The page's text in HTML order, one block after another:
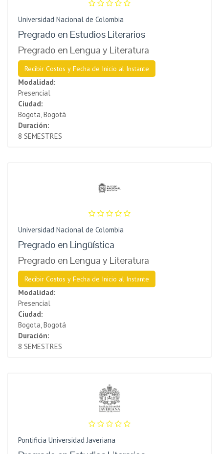
Universidad Nacional de Colombia
Pregrado en Estudios Literarios
Pregrado en Lengua y Literatura
Recibir Costos y Fecha de Inicio al Instante
Modalidad:
Presencial
Ciudad:
Bogota, Bogotá
Duración:
8 SEMESTRES
Universidad Nacional de Colombia
Pregrado en Lingüística
Pregrado en Lengua y Literatura
Recibir Costos y Fecha de Inicio al Instante
Modalidad:
Presencial
Ciudad:
Bogota, Bogotá
Duración:
8 SEMESTRES
Pontificia Universidad Javeriana